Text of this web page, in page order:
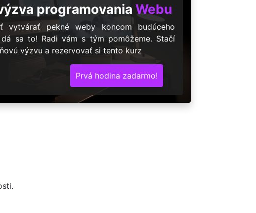
programovania Webu
vytvárať pekné weby koncom budúceho
sa to! Radi vám s tým pomôžeme. Stačí
výzvu a rezervovať si tento kurz
Prvá hodina zadarmo!